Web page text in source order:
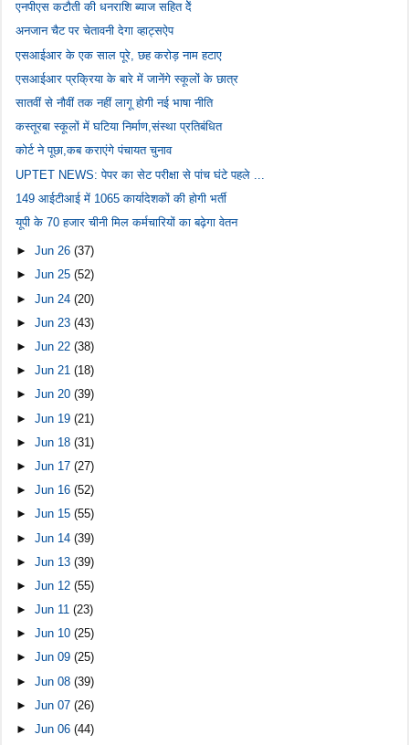
एनपीएस कटौती की धनराशि ब्याज सहित देें
अनजान चैट पर चेतावनी देगा व्हाट्सऐप
एसआईआर के एक साल पूरे, छह करोड़ नाम हटाए
एसआईआर प्रक्रिया के बारे में जानेंगे स्कूलों के छात्र
सातवीं से नौवीं तक नहीं लागू होगी नई भाषा नीति
कस्तूरबा स्कूलों में घटिया निर्माण,संस्था प्रतिबंधित
कोर्ट ने पूछा,कब कराएंगे पंचायत चुनाव
UPTET NEWS: पेपर का सेट परीक्षा से पांच घंटे पहले ...
149 आईटीआई में 1065 कार्यादेशकों की होगी भर्ती
यूपी के 70 हजार चीनी मिल कर्मचारियों का बढ़ेगा वेतन
►Jun 26(37)
►Jun 25(52)
►Jun 24(20)
►Jun 23(43)
►Jun 22(38)
►Jun 21(18)
►Jun 20(39)
►Jun 19(21)
►Jun 18(31)
►Jun 17(27)
►Jun 16(52)
►Jun 15(55)
►Jun 14(39)
►Jun 13(39)
►Jun 12(55)
►Jun 11(23)
►Jun 10(25)
►Jun 09(25)
►Jun 08(39)
►Jun 07(26)
►Jun 06(44)